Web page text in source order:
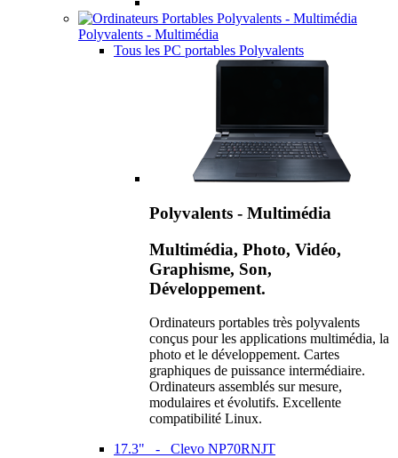
Polyvalents - Multimédia
Tous les PC portables Polyvalents
Polyvalents - Multimédia
Multimédia, Photo, Vidéo,
Graphisme, Son,
Développement.
Ordinateurs portables très polyvalents
conçus pour les applications multimédia, la
photo et le développement. Cartes
graphiques de puissance intermédiaire.
Ordinateurs assemblés sur mesure,
modulaires et évolutifs. Excellente
compatibilité Linux.
17.3" - Clevo NP70RNJT